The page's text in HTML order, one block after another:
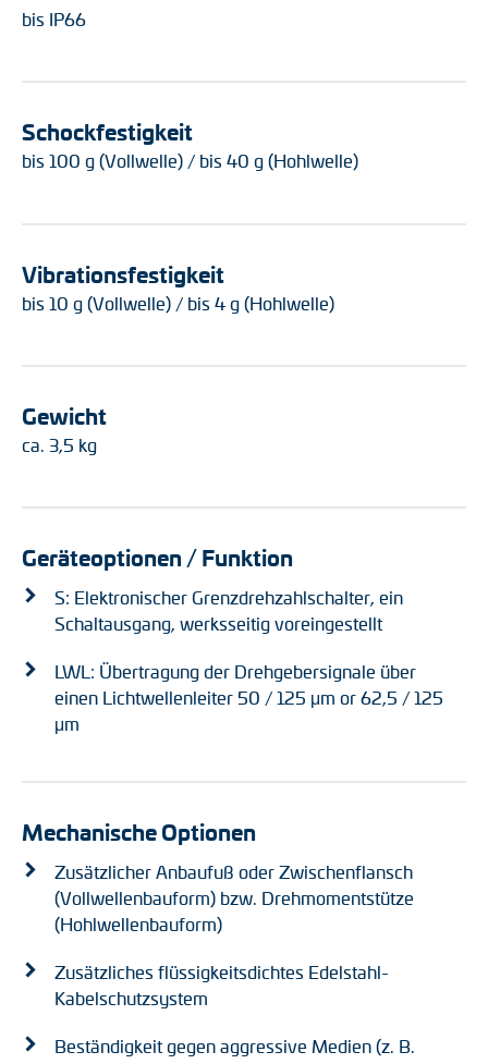
bis IP66
Schockfestigkeit
bis 100 g (Vollwelle) / bis 40 g (Hohlwelle)
Vibrationsfestigkeit
bis 10 g (Vollwelle) / bis 4 g (Hohlwelle)
Gewicht
ca. 3,5 kg
Geräteoptionen / Funktion
S: Elektronischer Grenzdrehzahlschalter, ein
Schaltausgang, werksseitig voreingestellt
LWL: Übertragung der Drehgebersignale über
einen Lichtwellenleiter 50 / 125 μm or 62,5 / 125
μm
Mechanische Optionen
Zusätzlicher Anbaufuß oder Zwischenflansch
(Vollwellenbauform) bzw. Drehmomentstütze
(Hohlwellenbauform)
Zusätzliches flüssigkeitsdichtes Edelstahl-
Kabelschutzsystem
Beständigkeit gegen aggressive Medien (z. B.